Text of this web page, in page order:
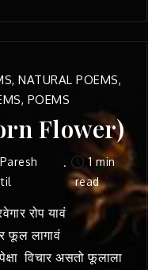
,NATURAL POEMS,
, POEMS
Flower)
Paresh
1 min
read
रोप यावं
फूल लागावं
विचार असतो फूलाला